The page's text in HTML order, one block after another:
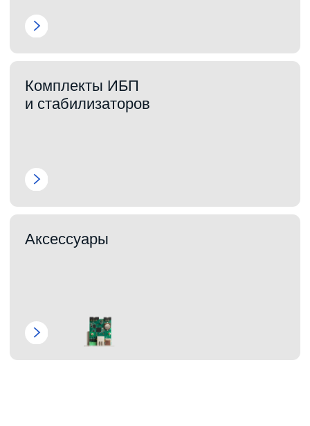
электроснабжении и поддержания его
работы в случае отключения сети. Они
обеспечивают стабильное напряжение, что
позволяет избежать простоев и возможных
Источники
бесперебойного питания